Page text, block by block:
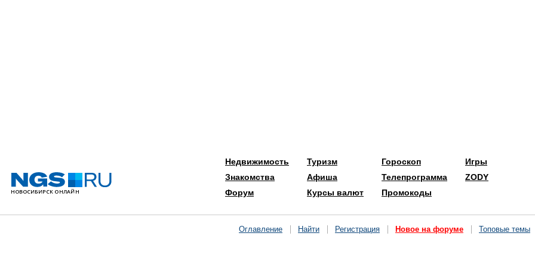
Недвижимость
Знакомства
Форум
Туризм
Афиша
Курсы валют
Гороскоп
Телепрограмма
Промокоды
Игры
ZODY
Оглавление Найти Регистрация Новое на форуме Топовые темы